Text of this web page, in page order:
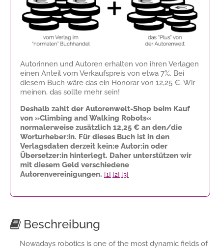
Autorinnen und Autoren erhalten von ihren Verlagen
einen Anteil vom Verkaufspreis von etwa 7%. Bei
diesem Buch wäre das ein Honorar von 12,25 €. Wir
meinen, das sollte mehr sein!
Deshalb zahlt der Autorenwelt-Shop beim Kauf
von »Climbing and Walking Robots«
normalerweise zusätzlich 12,25 € an den/die
Worturheber:in. Für dieses Buch ist in den
Verlagsdaten derzeit kein:e Autor:in oder
Übersetzer:in hinterlegt. Daher unterstützen wir
mit diesem Geld verschiedene
Autorenvereinigungen. [1] [2] [3]
Beschreibung
Nowadays robotics is one of the most dynamic fields of